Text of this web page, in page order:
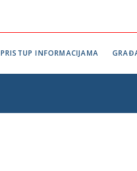
PRISTUP INFORMACIJAMA